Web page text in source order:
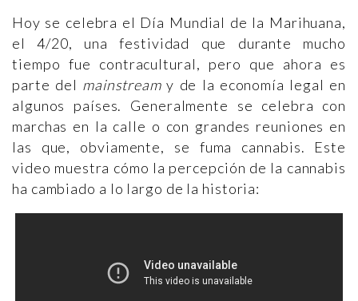
Hoy se celebra el Día Mundial de la Marihuana,
el 4/20, una festividad que durante mucho
tiempo fue contracultural, pero que ahora es
parte del mainstreamy de la economía legal en
algunos países. Generalmente se celebra con
marchas en la calle o con grandes reuniones en
las que, obviamente, se fuma cannabis. Este
video muestra cómo la percepción de la cannabis
ha cambiado a lo largo de la historia: